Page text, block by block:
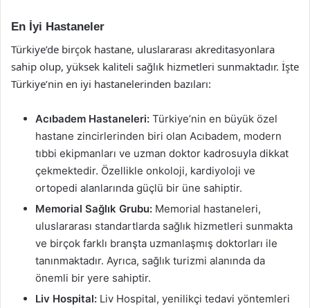
En İyi Hastaneler
Türkiye’de birçok hastane, uluslararası akreditasyonlara
sahip olup, yüksek kaliteli sağlık hizmetleri sunmaktadır. İşte
Türkiye’nin en iyi hastanelerinden bazıları:
Acıbadem Hastaneleri: Türkiye’nin en büyük özel
hastane zincirlerinden biri olan Acıbadem, modern
tıbbi ekipmanları ve uzman doktor kadrosuyla dikkat
çekmektedir. Özellikle onkoloji, kardiyoloji ve
ortopedi alanlarında güçlü bir üne sahiptir.
Memorial Sağlık Grubu: Memorial hastaneleri,
uluslararası standartlarda sağlık hizmetleri sunmakta
ve birçok farklı branşta uzmanlaşmış doktorları ile
tanınmaktadır. Ayrıca, sağlık turizmi alanında da
önemli bir yere sahiptir.
Liv Hospital: Liv Hospital, yenilikçi tedavi yöntemleri